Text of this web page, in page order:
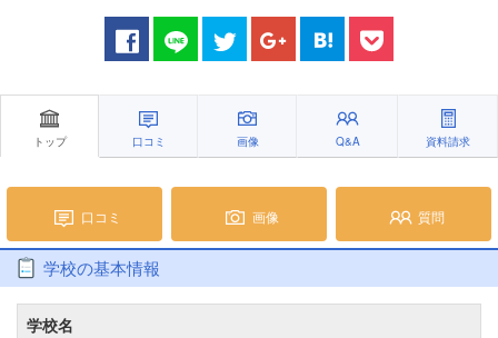
トップ 口コミ 画像 Q&A 資料請求
口コミ 画像 質問
学校の基本情報
学校名